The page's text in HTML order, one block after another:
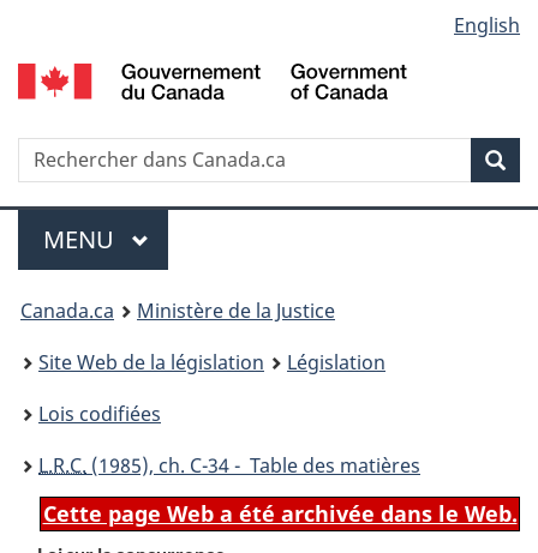
au
contenu
propos
de
la
HTML
simplifiée
selection
English
Recherche
Menu
MENU PRINCIPAL
You
are
here:
Canada.ca
Ministère de la Justice
Site Web de la législation
Législation
Lois codifiées
L.R.C. (1985), ch. C-34 - Table des matières
Cette page Web a été archivée dans le Web.